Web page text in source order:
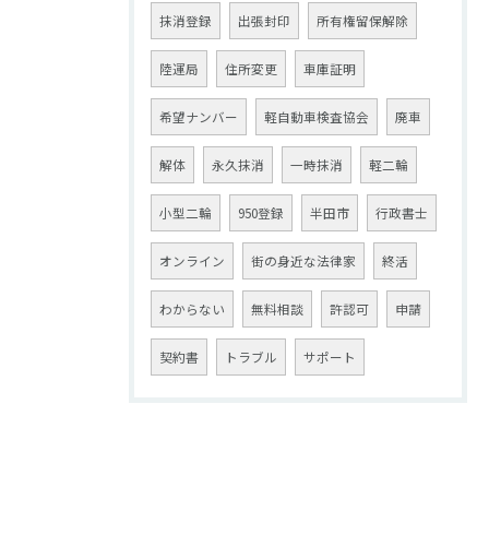
抹消登録 出張封印 所有権留保解除
陸運局 住所変更 車庫証明
希望ナンバー 軽自動車検査協会 廃車
解体 永久抹消 一時抹消 軽二輪
小型二輪 950登録 半田市 行政書士
オンライン 街の身近な法律家 終活
わからない 無料相談 許認可 申請
契約書 トラブル サポート